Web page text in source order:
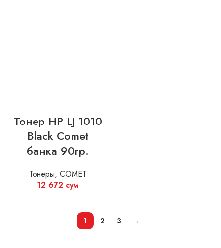
Тонер HP LJ 1010
Black Comet
банка 90гр.
Тонеры, COMET
12 672 сум
1 2 3 →